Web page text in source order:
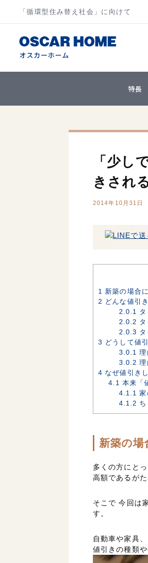
「循環型住み替え社会」に向けて
特長
「少し
きされ
2014年10月31日
1 新築の場合
2 どんな値引
2.0.1
2.0.2
2.0.3
3 どうして値
3.0.1 理
3.0.2 理
4 なぜ値引き
4.1 本来「
4.1.1 家
4.1.2
新築の
多くの方にと
高額であるが
そこで 今回は
す。
自動車や家具
値引きの種類